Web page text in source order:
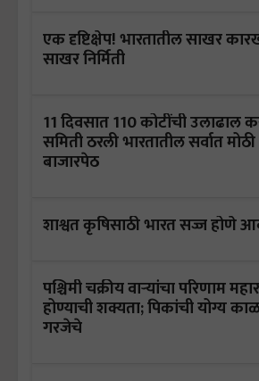
एक दृष्टिक्षेप! भारतातील साखर
साखर निर्मिती
11 दिवसात 110 कोटींची उलाढाल
समिती ठरली भारतातील सर्वात
बाजारपेठ
शाश्वत कृषिसाठी भारत सज्ज होणे
पश्चिमी चक्रीय वाऱ्यांचा परिणाम
होण्याची शक्यता; पिकांची योग्य
गरजेचे